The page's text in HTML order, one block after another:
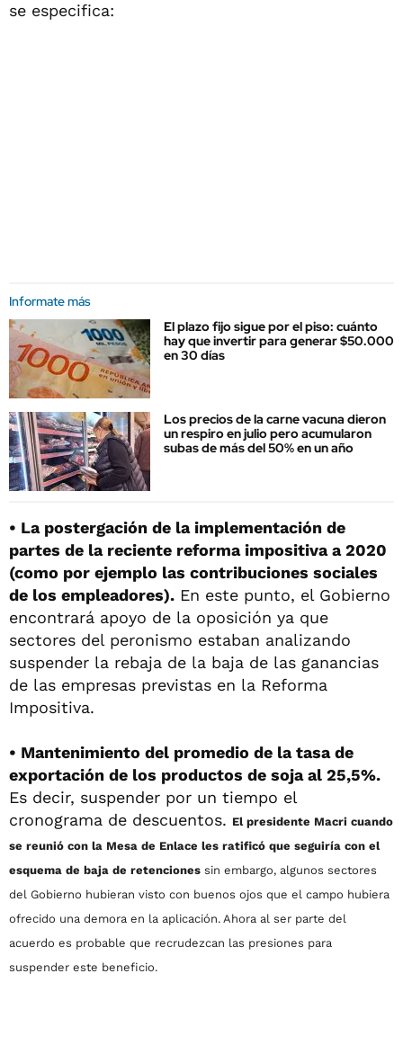
se especifica:
Informate más
El plazo fijo sigue por el piso: cuánto
hay que invertir para generar $50.000
en 30 días
Los precios de la carne vacuna dieron
un respiro en julio pero acumularon
subas de más del 50% en un año
• La postergación de la implementación de
partes de la reciente reforma impositiva a 2020
(como por ejemplo las contribuciones sociales
de los empleadores). En este punto, el Gobierno
encontrará apoyo de la oposición ya que
sectores del peronismo estaban analizando
suspender la rebaja de la baja de las ganancias
de las empresas previstas en la Reforma
Impositiva.
• Mantenimiento del promedio de la tasa de
exportación de los productos de soja al 25,5%.
Es decir, suspender por un tiempo el
cronograma de descuentos. El presidente Macri cuando
se reunió con la Mesa de Enlace les ratificó que seguiría con el
esquema de baja de retenciones sin embargo, algunos sectores
del Gobierno hubieran visto con buenos ojos que el campo hubiera
ofrecido una demora en la aplicación. Ahora al ser parte del
acuerdo es probable que recrudezcan las presiones para
suspender este beneficio.